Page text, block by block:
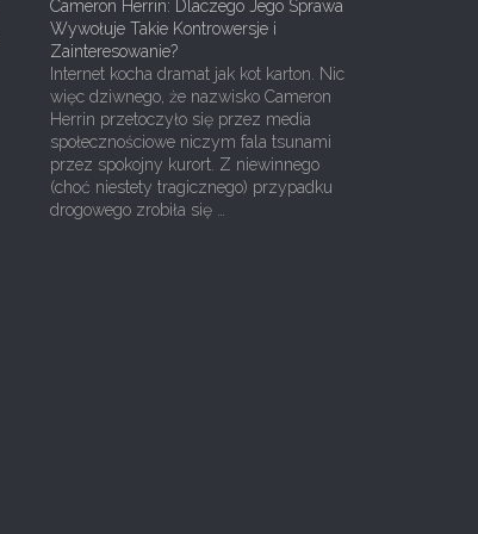
Cameron Herrin: Dlaczego Jego Sprawa
Wywołuje Takie Kontrowersje i
Zainteresowanie?
Internet kocha dramat jak kot karton. Nic
więc dziwnego, że nazwisko Cameron
Herrin przetoczyło się przez media
społecznościowe niczym fala tsunami
przez spokojny kurort. Z niewinnego
(choć niestety tragicznego) przypadku
drogowego zrobiła się …